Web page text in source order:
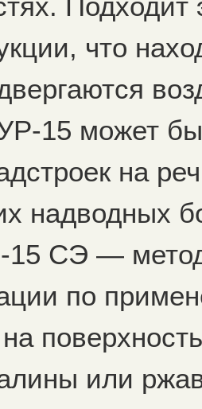
Подходит
что
15 может
на
надводных
СЭ —
по
или